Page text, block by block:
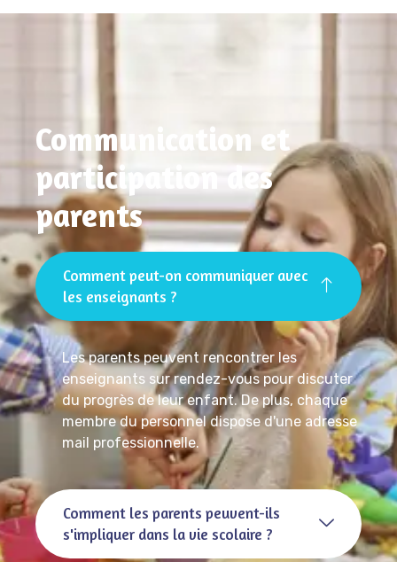
Communication et
participation des
parents
Comment peut-on communiquer avec
les enseignants ?
Les parents peuvent rencontrer les
enseignants sur rendez-vous pour discuter
du progrès de leur enfant. De plus, chaque
membre du personnel dispose d'une adresse
mail professionnelle.
Comment les parents peuvent-ils
s'impliquer dans la vie scolaire ?